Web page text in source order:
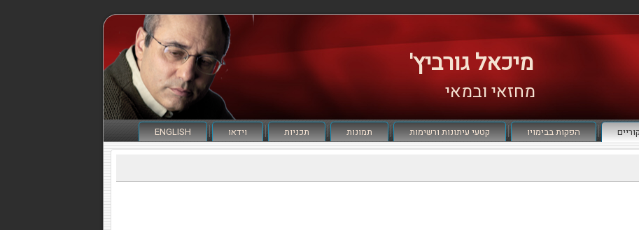
מיכאל גורביץ'
מחזאי ובמאי
הפקות בבימויו קטעי עיתונות ורשימות תמונות תכניות וידאו ENGLISH